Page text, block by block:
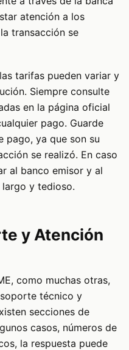
atención a los
transacción se
tarifas pueden variar y
Siempre consulte
en la página oficial
pago. Guarde
pago, ya que son su
se realizó. En caso
al banco emisor y al
largo y tedioso.
y Atención
como muchas otras,
técnico y
secciones de
casos, números de
la respuesta puede